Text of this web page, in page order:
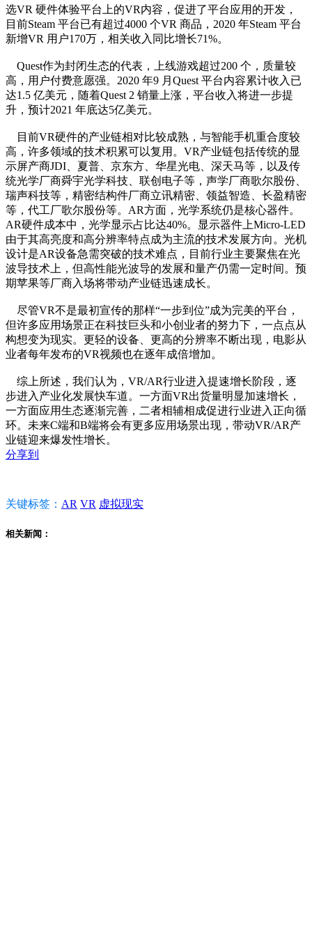
选VR 硬件体验平台上的VR内容，促进了平台应用的开发，
目前Steam 平台已有超过4000 个VR 商品，2020 年Steam 平台
新增VR 用户170万，相关收入同比增长71%。
Quest作为封闭生态的代表，上线游戏超过200 个，质量较
高，用户付费意愿强。2020 年9 月Quest 平台内容累计收入已
达1.5 亿美元，随着Quest 2 销量上涨，平台收入将进一步提
升，预计2021 年底达5亿美元。
目前VR硬件的产业链相对比较成熟，与智能手机重合度较
高，许多领域的技术积累可以复用。VR产业链包括传统的显
示屏产商JDI、夏普、京东方、华星光电、深天马等，以及传
统光学厂商舜宇光学科技、联创电子等，声学厂商歌尔股份、
瑞声科技等，精密结构件厂商立讯精密、领益智造、长盈精密
等，代工厂歌尔股份等。AR方面，光学系统仍是核心器件。
AR硬件成本中，光学显示占比达40%。显示器件上Micro-LED
由于其高亮度和高分辨率特点成为主流的技术发展方向。光机
设计是AR设备急需突破的技术难点，目前行业主要聚焦在光
波导技术上，但高性能光波导的发展和量产仍需一定时间。预
期苹果等厂商入场将带动产业链迅速成长。
尽管VR不是最初宣传的那样“一步到位”成为完美的平台，
但许多应用场景正在科技巨头和小创业者的努力下，一点点从
构想变为现实。更轻的设备、更高的分辨率不断出现，电影从
业者每年发布的VR视频也在逐年成倍增加。
综上所述，我们认为，VR/AR行业进入提速增长阶段，逐
步进入产业化发展快车道。一方面VR出货量明显加速增长，
一方面应用生态逐渐完善，二者相辅相成促进行业进入正向循
环。未来C端和B端将会有更多应用场景出现，带动VR/AR产
业链迎来爆发性增长。
分享到
关键标签： AR VR 虚拟现实
相关新闻：